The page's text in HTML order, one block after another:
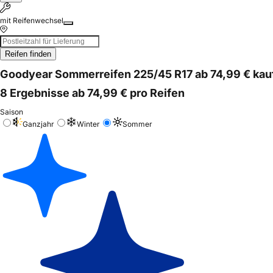
mit Reifenwechsel
Reifen finden
Goodyear Sommerreifen 225/45 R17 ab 74,99 €
8 Ergebnisse ab 74,99 € pro Reifen
Saison
Ganzjahr
Winter Sommer